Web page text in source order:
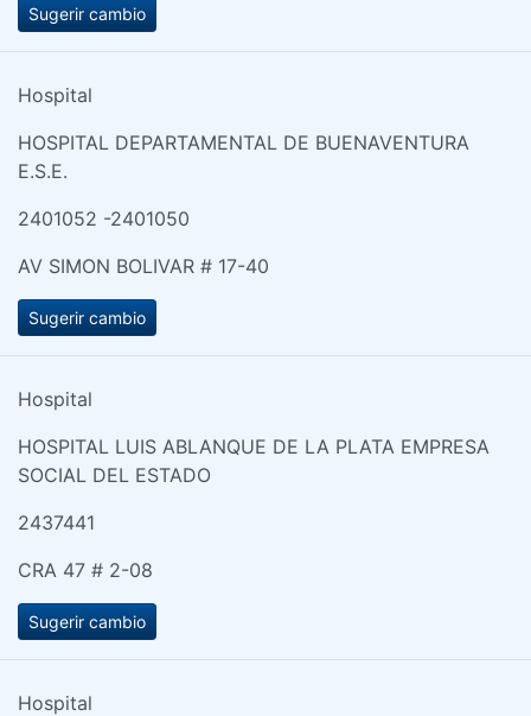
Sugerir cambio
Hospital
HOSPITAL DEPARTAMENTAL DE BUENAVENTURA
E.S.E.
2401052 -2401050
AV SIMON BOLIVAR # 17-40
Sugerir cambio
Hospital
HOSPITAL LUIS ABLANQUE DE LA PLATA EMPRESA
SOCIAL DEL ESTADO
2437441
CRA 47 # 2-08
Sugerir cambio
Hospital